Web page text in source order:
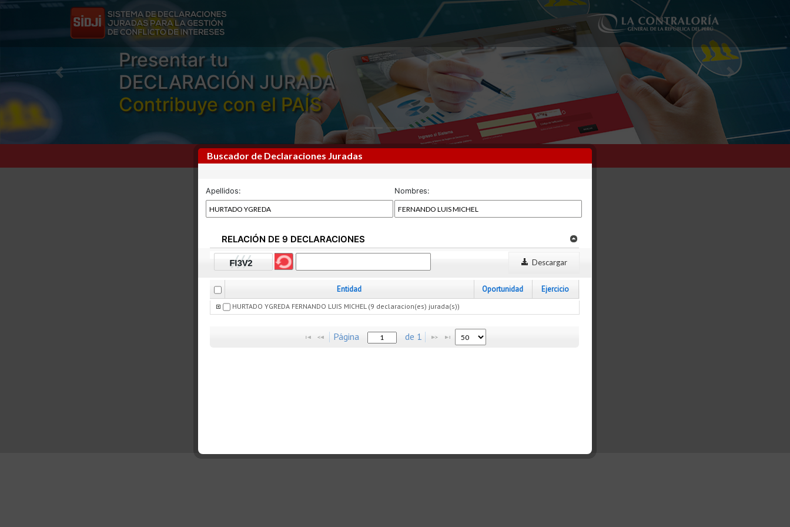
Presentar tu
DECLARACIÓN JURADA
Contribuye con el PAÍS
Previous Next
Buscador de Declaraciones Juradas
Apellidos: Nombres:
RELACIÓN DE 9 DECLARACIONES
Descargar
Entidad Oportunidad Ejercicio
HURTADO YGREDA FERNANDO LUIS MICHEL (9 declaracion(es) jurada(s))
Página de 1